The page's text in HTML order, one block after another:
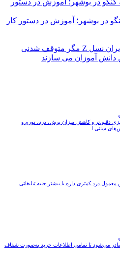
در بوشهر؛ آموزش در دستور کار
سیلیکن ولیِ تهران؛ این ایران نسل Z مگر متوقف شدنی
دانش آموزان می سازند
دقیق‌تر و کاهش میزان برش، درد، تورم و
سنتی ا...
درد کمتری داره یا بیشتر جنبه تبلیغاتی
می‌شود تا تمامی اطلاعات خرید به‌صورت شفاف